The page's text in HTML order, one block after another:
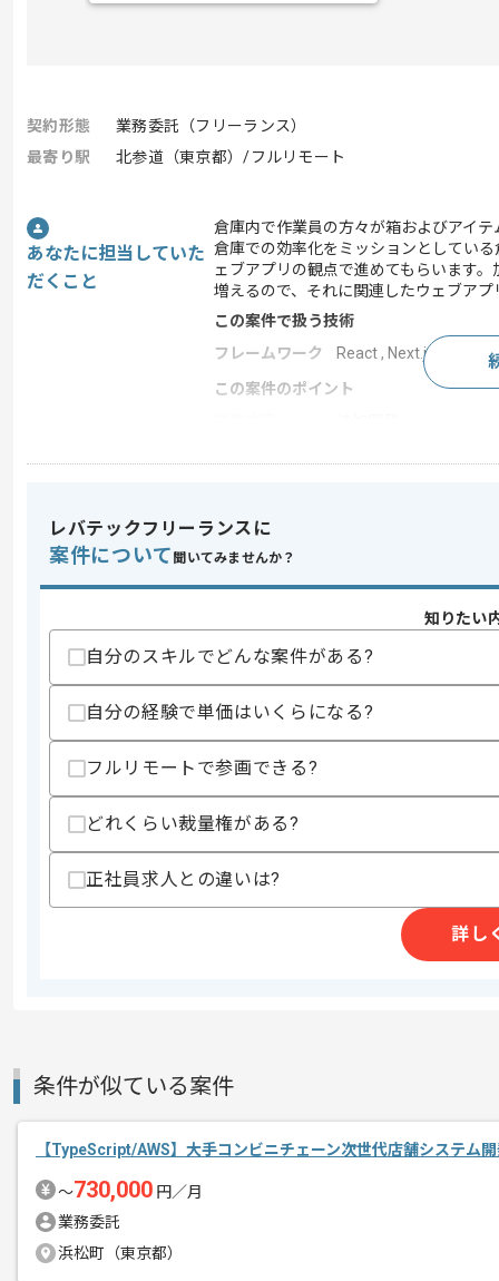
契約形態
業務委託（フリーランス）
最寄り駅
北参道（東京都）/フルリモート
あなたに担当していた
だくこと
倉庫内で作業員の方々が箱およびアイ
倉庫での効率化をミッションとしてい
ェブアプリの観点で進めてもらいます
増えるので、それに関連したウェブア
この案件で扱う技術
フレームワーク
React , Next.js
この案件のポイント
スキル
求めるスキル
・React/ReduxなどのJavaScriptライブ
歓迎スキル
・TypeScriptによる開発経験
・BEMなどのCSS設計に関する知識
・Core Vitalsなどの指標に基づいたウ
・分かりやすく、使いやすく、心地良
上記に似た経験やスキルをお持ちであれば申
140時間〜180時間
商談回数
募集人数
1人
作業開始日
2024/04/01
エージェントからのコ
レバテックフリーランスに
案件について 聞いてみませんか？
知りたい
自分のスキルでどんな案件がある?
自分の経験で単価はいくらになる?
フルリモートで参画できる?
どれくらい裁量権がある?
正社員求人との違いは?
詳し
条件が似ている案件
【TypeScript/AWS】大手コンビニチェーン次世代店舗システム
〜730,000 円／月
業務委託
浜松町（東京都）